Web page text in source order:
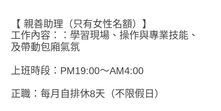
【 親善助理（只有女性名額）】
工作內容：：學習現場、操作與專業技能、
及帶動包廂氣氛
上班時段：PM19:00～AM4:00
正職：每月自排休8天（不限假日）